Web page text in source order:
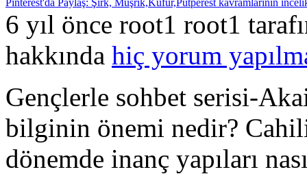
Pinterest'da Paylaş: Şirk, Müşrik,Küfür,Putperest kavramlarının
6 yıl önce root1 root1
hakkında hiç yorum
Gençlerle sohbet serisi-
bilginin önemi nedir?
dönemde inanç yapıları